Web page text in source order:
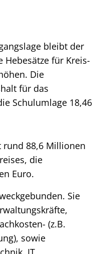
bleibt der
Hebesätze für Kreis-
Die
für das
Schulumlage 18,46
88,6 Millionen
die
Euro.
Sie
(z.B.
sowie